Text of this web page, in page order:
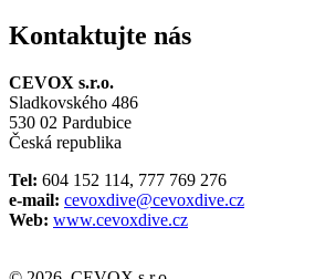
Kontaktujte nás
CEVOX s.r.o.
Sladkovského 486
530 02 Pardubice
Česká republika
Tel: 604 152 114, 777 769 276
e-mail: cevoxdive@cevoxdive.cz
Web: www.cevoxdive.cz